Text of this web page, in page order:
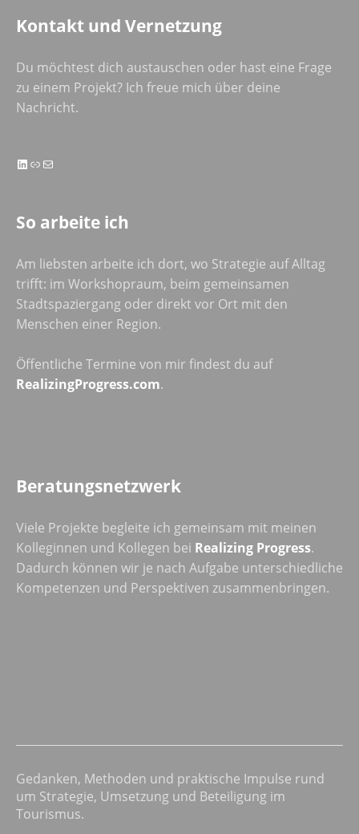
Kontakt und Vernetzung
Du möchtest dich austauschen oder hast eine Frage
zu einem Projekt? Ich freue mich über deine
Nachricht.
LinkedIn
LinkE-Mail
So arbeite ich
Am liebsten arbeite ich dort, wo Strategie auf Alltag
trifft: im Workshopraum, beim gemeinsamen
Stadtspaziergang oder direkt vor Ort mit den
Menschen einer Region.
Öffentliche Termine von mir findest du auf
RealizingProgress.com.
Beratungsnetzwerk
Viele Projekte begleite ich gemeinsam mit meinen
Kolleginnen und Kollegen bei Realizing Progress.
Dadurch können wir je nach Aufgabe unterschiedliche
Kompetenzen und Perspektiven zusammenbringen.
Gedanken, Methoden und praktische Impulse rund
um Strategie, Umsetzung und Beteiligung im
Tourismus.